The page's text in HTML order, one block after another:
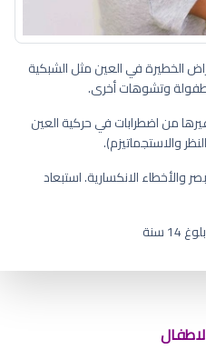
الخطيرة في العين مثل الشبكية
وتشوهات أخرى.
وغيرها من اضطرابات في حركية العين
والاستجماتيزم).
والأخطاء الانكسارية. استبعاد